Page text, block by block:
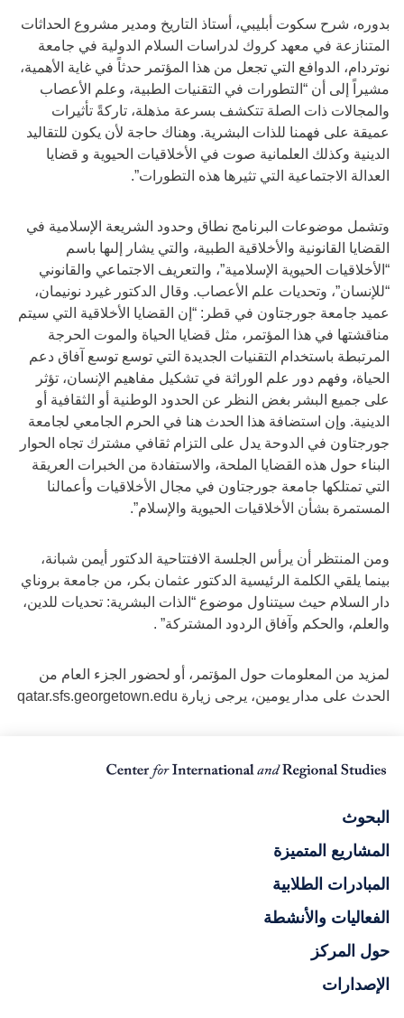
بدوره، شرح سكوت أبليبي، أستاذ التاريخ ومدير مشروع الحداثات
المتنازعة في معهد كروك لدراسات السلام الدولية في جامعة
نوتردام، الدوافع التي تجعل من هذا المؤتمر حدثاً في غاية الأهمية،
مشيراً إلى أن “التطورات في التقنيات الطبية، وعلم الأعصاب
والمجالات ذات الصلة تتكشف بسرعة مذهلة، تاركةً تأثيرات
عميقة على فهمنا للذات البشرية. وهناك حاجة لأن يكون للتقاليد
الدينية وكذلك العلمانية صوت في الأخلاقيات الحيوية و قضايا
العدالة الاجتماعية التي تثيرها هذه التطورات”.
وتشمل موضوعات البرنامج نطاق وحدود الشريعة الإسلامية في
القضايا القانونية والأخلاقية الطبية، والتي يشار إلىها باسم
“الأخلاقيات الحيوية الإسلامية”، والتعريف الاجتماعي والقانوني
“للإنسان”، وتحديات علم الأعصاب. وقال الدكتور غيرد نونيمان،
عميد جامعة جورجتاون في قطر: “إن القضايا الأخلاقية التي سيتم
مناقشتها في هذا المؤتمر، مثل قضايا الحياة والموت الحرجة
المرتبطة باستخدام التقنيات الجديدة التي توسع توسع آفاق دعم
الحياة، وفهم دور علم الوراثة في تشكيل مفاهيم الإنسان، تؤثر
على جميع البشر بغض النظر عن الحدود الوطنية أو الثقافية أو
الدينية. وإن استضافة هذا الحدث هنا في الحرم الجامعي لجامعة
جورجتاون في الدوحة يدل على التزام ثقافي مشترك تجاه الحوار
البناء حول هذه القضايا الملحة، والاستفادة من الخبرات العريقة
التي تمتلكها جامعة جورجتاون في مجال الأخلاقيات وأعمالنا
المستمرة بشأن الأخلاقيات الحيوية والإسلام”.
ومن المنتظر أن يرأس الجلسة الافتتاحية الدكتور أيمن شبانة،
بينما يلقي الكلمة الرئيسية الدكتور عثمان بكر، من جامعة بروناي
دار السلام حيث سيتناول موضوع “الذات البشرية: تحديات للدين،
والعلم، والحكم وآفاق الردود المشتركة” .
لمزيد من المعلومات حول المؤتمر، أو لحضور الجزء العام من
الحدث على مدار يومين، يرجى زيارة qatar.sfs.georgetown.edu
البحوث
المشاريع المتميزة
المبادرات الطلابية
الفعاليات والأنشطة
حول المركز
الإصدارات